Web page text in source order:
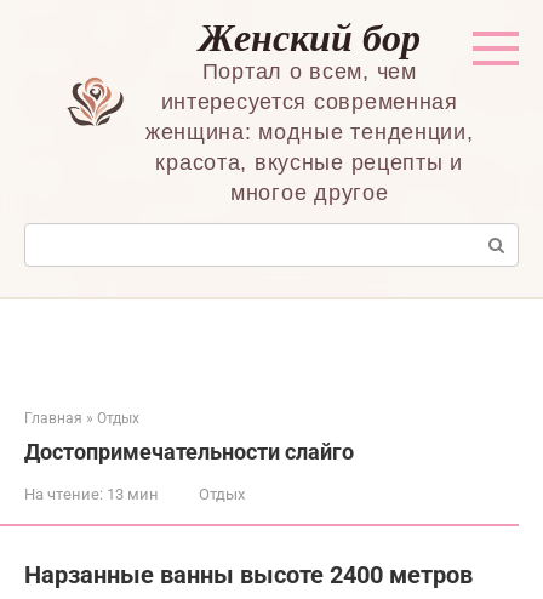
Женский бор
Портал о всем, чем
интересуется современная
женщина: модные тенденции,
красота, вкусные рецепты и
многое другое
Поиск:
Главная » Отдых
Достопримечательности слайго
На чтение: 13 мин Отдых
Нарзанные ванны высоте 2400 метров